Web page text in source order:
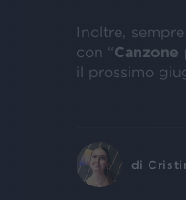
Inoltre,
con “Canzone
il prossimo
di